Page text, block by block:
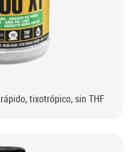
tixotrópico, sin THF